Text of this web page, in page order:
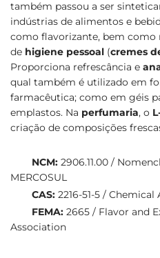
também passou a ser
indústrias de alimentos e
como flavorizante, bem como
de higiene pessoal (cremes
Proporciona refrescância e
qual também é utilizado em
farmacêutica; como em géis
emplastos. Na perfumaria, o
criação de composições
NCM: 2906.11.00 /
MERCOSUL
CAS: 2216-51-5 /
FEMA: 2665 / Flavor and
Association